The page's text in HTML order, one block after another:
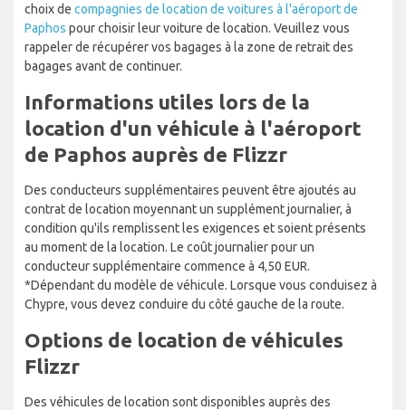
choix de compagnies de location de voitures à l'aéroport de
Paphos pour choisir leur voiture de location. Veuillez vous
rappeler de récupérer vos bagages à la zone de retrait des
bagages avant de continuer.
Informations utiles lors de la
location d'un véhicule à l'aéroport
de Paphos auprès de Flizzr
Des conducteurs supplémentaires peuvent être ajoutés au
contrat de location moyennant un supplément journalier, à
condition qu'ils remplissent les exigences et soient présents
au moment de la location. Le coût journalier pour un
conducteur supplémentaire commence à 4,50 EUR.
*Dépendant du modèle de véhicule. Lorsque vous conduisez à
Chypre, vous devez conduire du côté gauche de la route.
Options de location de véhicules
Flizzr
Des véhicules de location sont disponibles auprès des